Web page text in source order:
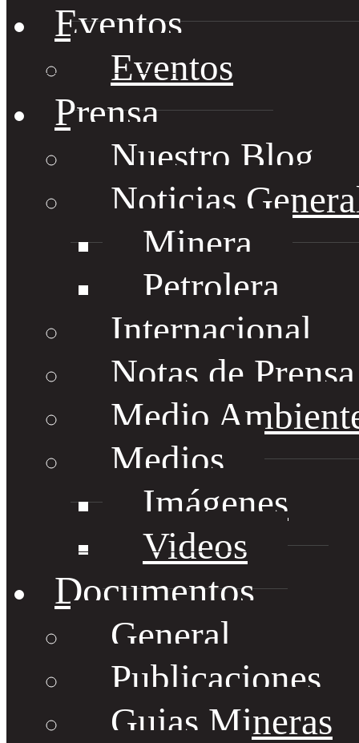
Eventos
Eventos
Prensa
Nuestro Blog
Noticias
Minera
Petrolera
Internacional
Notas de
Medio
Medios
Imágenes
Videos
Documentos
General
Publicaciones
Guias Mineras